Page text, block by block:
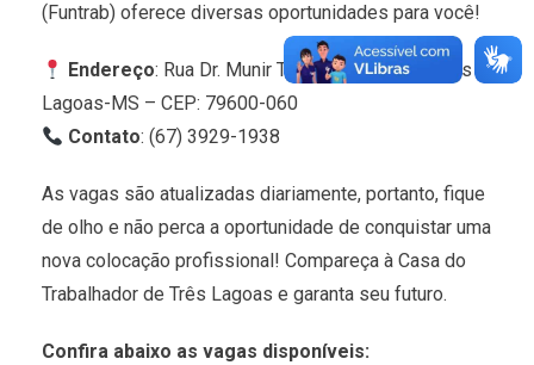
(Funtrab) oferece diversas oportunidades para você!
Endereço: Rua Dr. Munir Thomé, 86, Centro, Três
Lagoas-MS – CEP: 79600-060
Contato: (67) 3929-1938
As vagas são atualizadas diariamente, portanto, fique
de olho e não perca a oportunidade de conquistar uma
nova colocação profissional! Compareça à Casa do
Trabalhador de Três Lagoas e garanta seu futuro.
Confira abaixo as vagas disponíveis: